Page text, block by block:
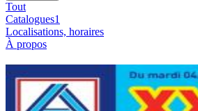
Tout
Catalogues1
Localisations, horaires
À propos